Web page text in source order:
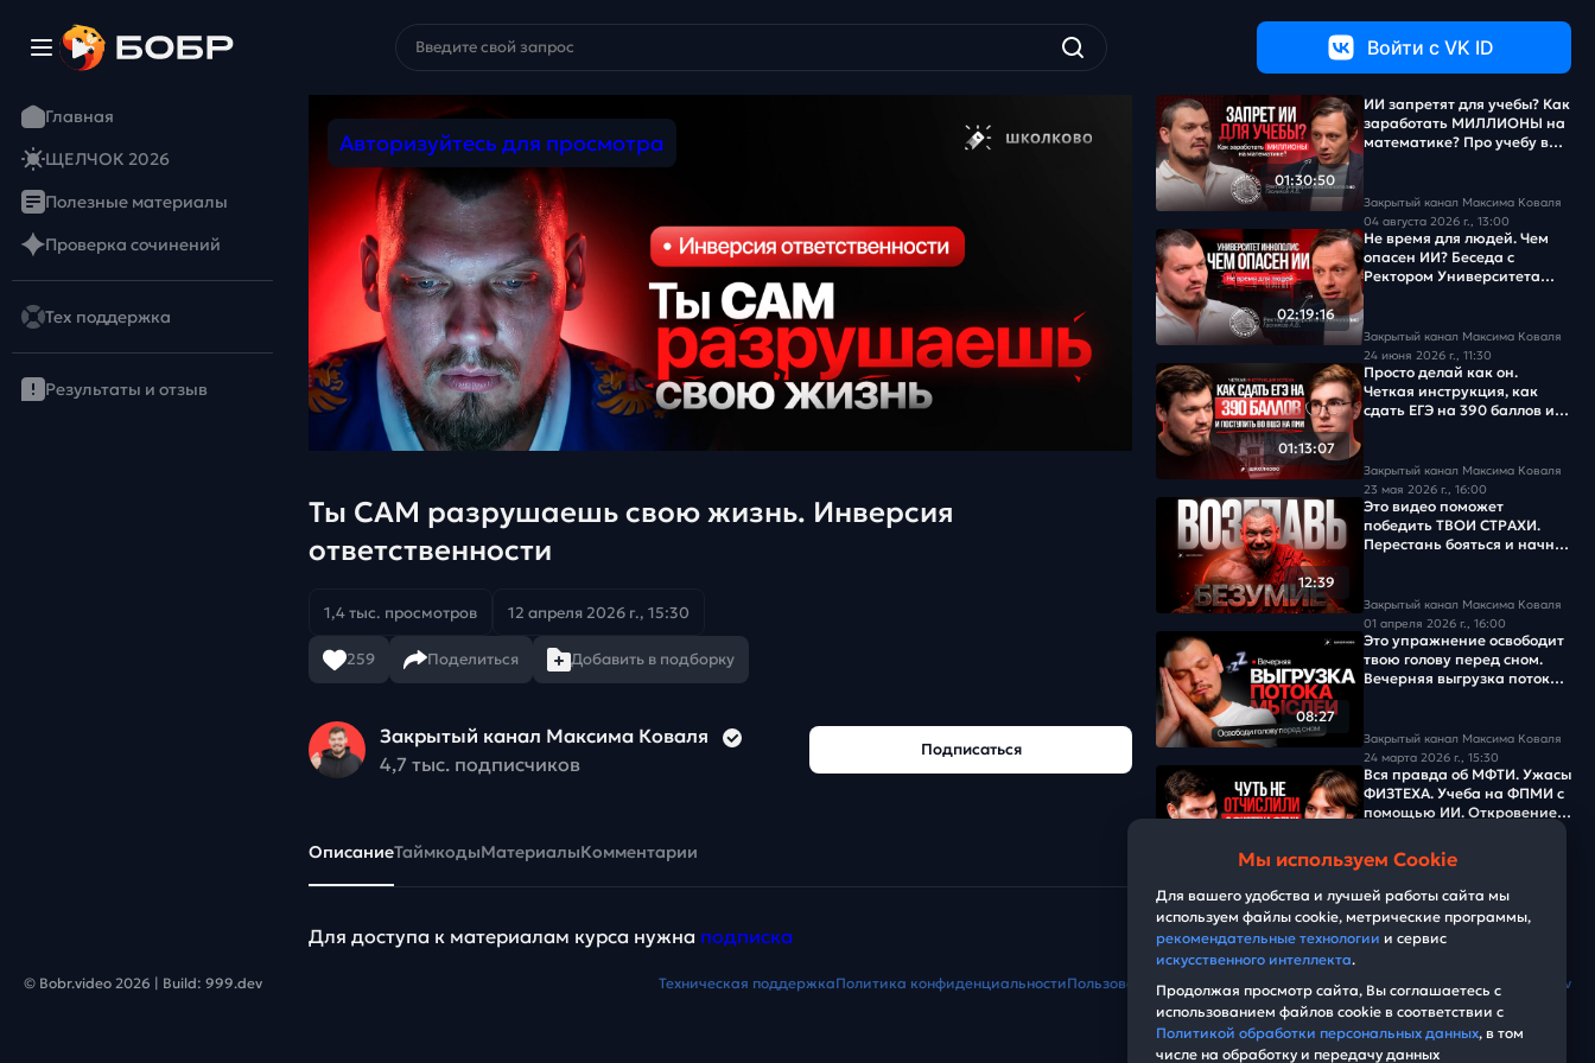
Войти c VK ID
Главная
ЩЕЛЧОК 2026
Полезные материалы
Проверка сочинений
Тех поддержка
Результаты и отзыв
Авторизуйтесь для просмотра
Ты САМ разрушаешь свою жизнь. Инверсия
ответственности
1,4 тыс. просмотров 12 апреля 2026 г., 15:30
259 Поделиться Добавить в подборку
Закрытый канал Максима Коваля
4,7 тыс. подписчиков
Подписаться
ОписаниеТаймкодыМатериалыКомментарии
Для доступа к материалам курса нужна подписка
01:30:50
ИИ запретят для учебы? Как
заработать МИЛЛИОНЫ на
математике? Про учебу в
"Иннополис" Гасниковым А.
В.
Закрытый канал Максима Коваля
04 августа 2026 г., 13:00
02:19:16
Не время для людей. Чем
опасен ИИ? Беседа с
Ректором Университета
Закрытый канал Максима Коваля
24 июня 2026 г., 11:30
01:13:07
Просто делай как он.
Четкая инструкция, как
сдать ЕГЭ на 390 баллов и
Закрытый канал Максима Коваля
23 мая 2026 г., 16:00
12:39
Это видео поможет
победить ТВОИ СТРАХИ.
Перестань бояться и начни
Закрытый канал Максима Коваля
01 апреля 2026 г., 16:00
08:27
Это упражнение освободит
твою голову перед сном.
Вечерняя выгрузка потока
Закрытый канал Максима Коваля
24 марта 2026 г., 15:30
Вся правда об МФТИ. Ужасы
ФИЗТЕХА. Учеба на ФПМИ с
помощью ИИ. Откровение
Закрытый канал Максима Коваля
19 марта 2026 г., 13:00
© Bobr.video 2026 | Build: 999.dev Техническая поддержкаПолитика конфиденциальностиПользовательское соглашение Условия использования сервиса Edvolv
Мы используем Cookie
Для вашего удобства и лучшей работы сайта мы
используем файлы cookie, метрические программы,
рекомендательные технологии и сервис
искусственного интеллекта.
Продолжая просмотр сайта, Вы соглашаетесь с
использованием файлов cookie в соответствии с
Политикой обработки персональных данных, в том
числе на обработку и передачу данных